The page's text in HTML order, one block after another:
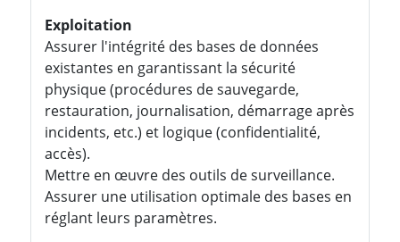
Exploitation
Assurer l'intégrité des bases de données
existantes en garantissant la sécurité
physique (procédures de sauvegarde,
restauration, journalisation, démarrage après
incidents, etc.) et logique (confidentialité,
accès).
Mettre en œuvre des outils de surveillance.
Assurer une utilisation optimale des bases en
réglant leurs paramètres.